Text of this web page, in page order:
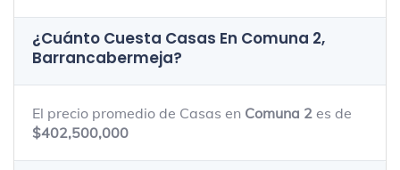
¿Cuánto Cuesta Casas En Comuna 2,
Barrancabermeja?
El precio promedio de Casas en Comuna 2 es de
$402,500,000